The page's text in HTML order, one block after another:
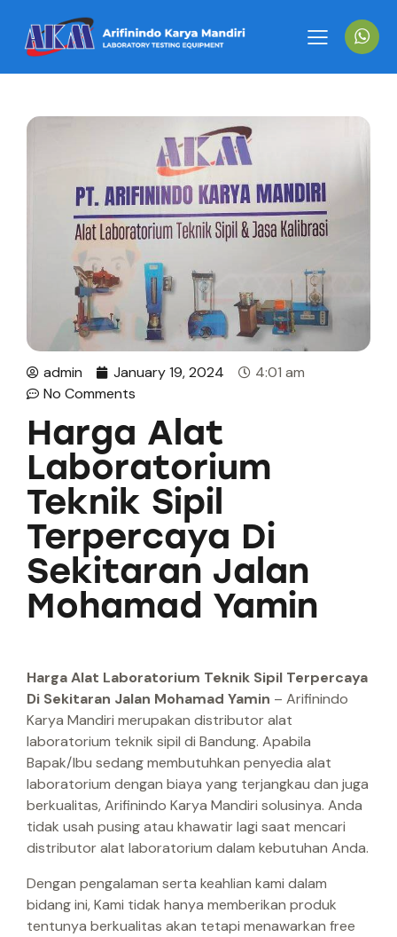
admin January 19, 2024
4:01 am
No Comments
Harga Alat
Laboratorium
Teknik Sipil
Terpercaya Di
Sekitaran Jalan
Mohamad Yamin
Harga Alat Laboratorium Teknik Sipil Terpercaya
Di Sekitaran Jalan Mohamad Yamin – Arifinindo
Karya Mandiri merupakan distributor alat
laboratorium teknik sipil di Bandung. Apabila
Bapak/Ibu sedang membutuhkan penyedia alat
laboratorium dengan biaya yang terjangkau dan juga
berkualitas, Arifinindo Karya Mandiri solusinya. Anda
tidak usah pusing atau khawatir lagi saat mencari
distributor alat laboratorium dalam kebutuhan Anda.
Dengan pengalaman serta keahlian kami dalam
bidang ini, Kami tidak hanya memberikan produk
tentunya berkualitas akan tetapi menawarkan free